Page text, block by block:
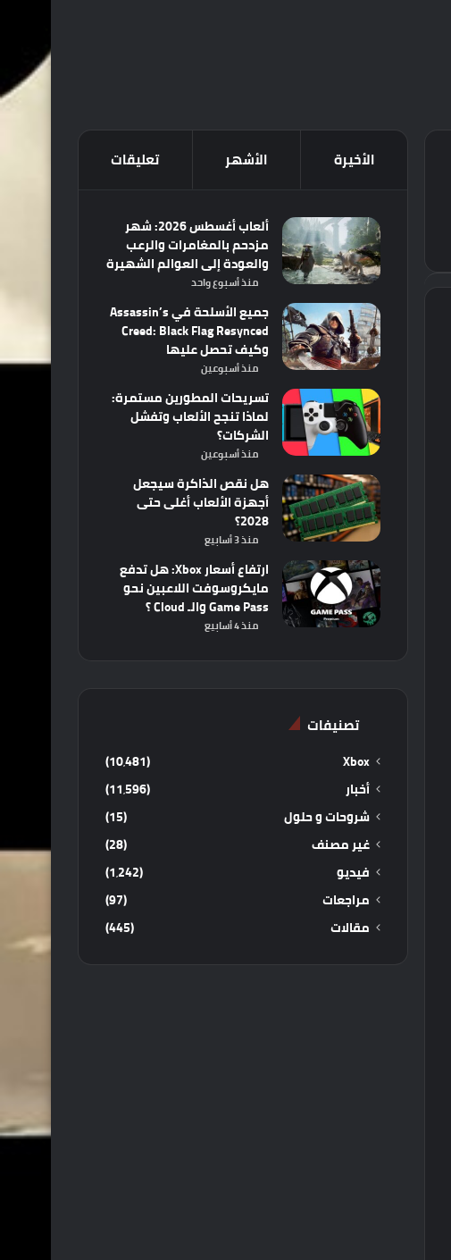
الأخيرة الأشهر تعليقات
ألعاب أغسطس 2026: شهر
مزدحم بالمغامرات والرعب
والعودة إلى العوالم الشهيرة
منذ أسبوع واحد
جميع الأسلحة في Assassin’s
Creed: Black Flag Resynced
وكيف تحصل عليها
منذ أسبوعين
تسريحات المطورين مستمرة:
لماذا تنجح الألعاب وتفشل
الشركات؟
منذ أسبوعين
هل نقص الذاكرة سيجعل
أجهزة الألعاب أغلى حتى
2028؟
منذ 3 أسابيع
ارتفاع أسعار Xbox: هل تدفع
مايكروسوفت اللاعبين نحو
Game Pass والـ Cloud ؟
منذ 4 أسابيع
تصنيفات
Xbox
(10٬481)
أخبار
(11٬596)
شروحات و حلول
(15)
غير مصنف
(28)
فيديو
(1٬242)
مراجعات
(97)
مقالات
(445)